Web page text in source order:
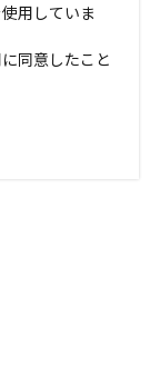
用していま
同意したこと